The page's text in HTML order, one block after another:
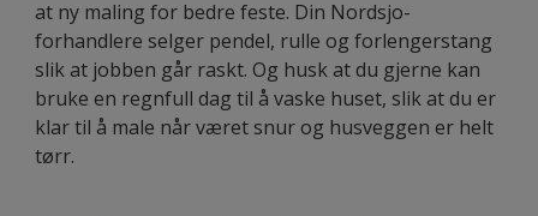
at ny maling for bedre feste. Din Nordsjo-
forhandlere selger pendel, rulle og forlengerstang
slik at jobben går raskt. Og husk at du gjerne kan
bruke en regnfull dag til å vaske huset, slik at du er
klar til å male når været snur og husveggen er helt
tørr.